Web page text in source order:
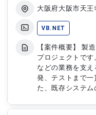
大阪府大阪市天
VB.NET
【案件概要】 製
プロジェクトで
などの業務を支
発、テストまで一
た、既存システム
業内容】 ・生産